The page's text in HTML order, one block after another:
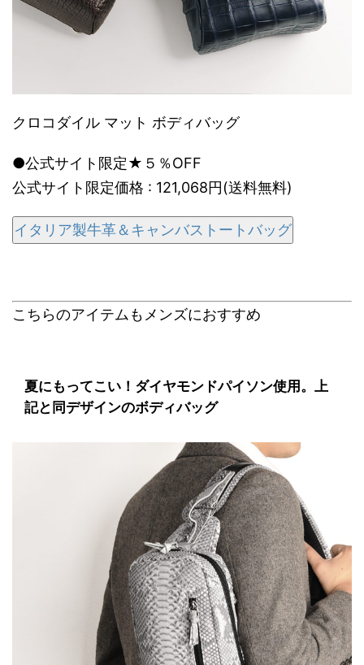
クロコダイル マット ボディバッグ
●公式サイト限定★５％OFF
公式サイト限定価格 : 121,068円(送料無料)
イタリア製牛革＆キャンバストートバッグ
こちらのアイテムもメンズにおすすめ
夏にもってこい！ダイヤモンドパイソン使用。上
記と同デザインのボディバッグ